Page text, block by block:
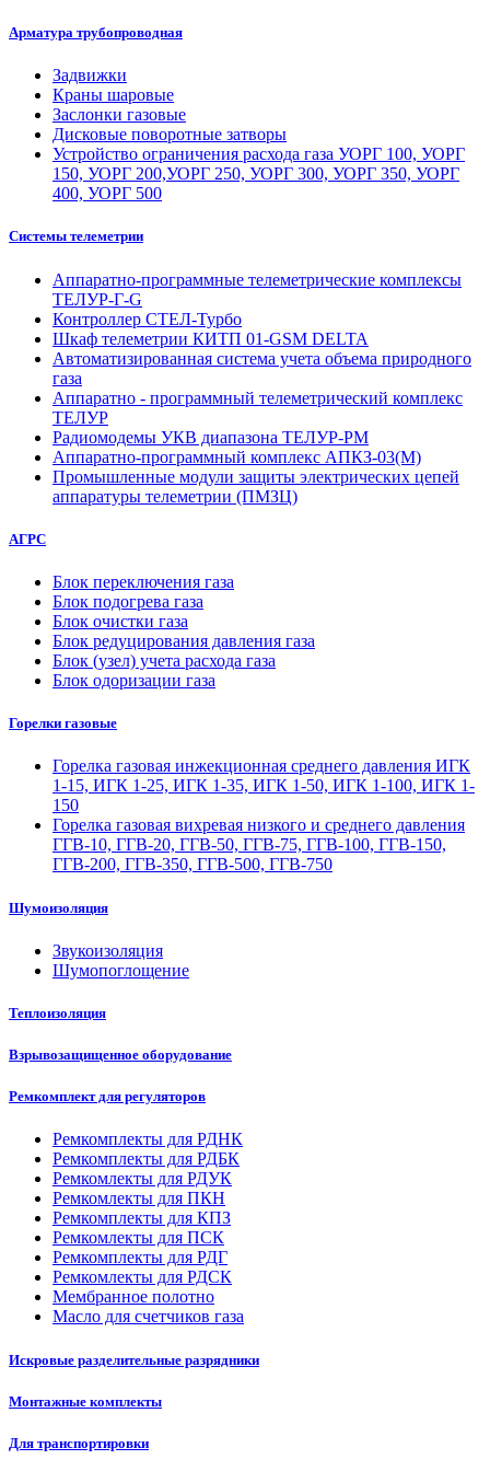
Арматура трубопроводная
Задвижки
Краны шаровые
Заслонки газовые
Дисковые поворотные затворы
Устройство ограничения расхода газа УОРГ 100, УОРГ
150, УОРГ 200,УОРГ 250, УОРГ 300, УОРГ 350, УОРГ
400, УОРГ 500
Системы телеметрии
Аппаратно-программные телеметрические комплексы
ТЕЛУР-Г-G
Контроллер СТЕЛ-Турбо
Шкаф телеметрии КИТП 01-GSM DELTA
Автоматизированная система учета объема природного
газа
Аппаратно - программный телеметрический комплекс
ТЕЛУР
Радиомодемы УКВ диапазона ТЕЛУР-РМ
Аппаратно-программный комплекс АПКЗ-03(М)
Промышленные модули защиты электрических цепей
аппаратуры телеметрии (ПМЗЦ)
АГРС
Блок переключения газа
Блок подогрева газа
Блок очистки газа
Блок редуцирования давления газа
Блок (узел) учета расхода газа
Блок одоризации газа
Горелки газовые
Горелка газовая инжекционная среднего давления ИГК
1-15, ИГК 1-25, ИГК 1-35, ИГК 1-50, ИГК 1-100, ИГК 1-
150
Горелка газовая вихревая низкого и среднего давления
ГГВ-10, ГГВ-20, ГГВ-50, ГГВ-75, ГГВ-100, ГГВ-150,
ГГВ-200, ГГВ-350, ГГВ-500, ГГВ-750
Шумоизоляция
Звукоизоляция
Шумопоглощение
Теплоизоляция
Взрывозащищенное оборудование
Ремкомплект для регуляторов
Ремкомплекты для РДНК
Ремкомплекты для РДБК
Ремкомлекты для РДУК
Ремкомлекты для ПКН
Ремкомплекты для КПЗ
Ремкомлекты для ПСК
Ремкомплекты для РДГ
Ремкомлекты для РДСК
Мембранное полотно
Масло для счетчиков газа
Искровые разделительные разрядники
Монтажные комплекты
Для транспортировки